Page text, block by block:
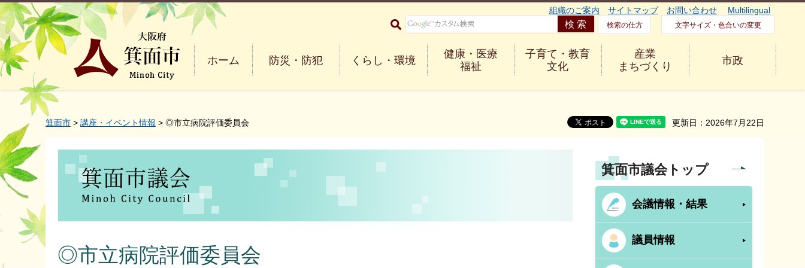
大阪府箕面市 Minoh City
組織のご案内 サイトマップ お問い合わせ Multilingual
検索の仕方 文字サイズ・色合いの変更
ホーム 防災・防犯 くらし・環境
健康・医療
福祉
子育て・教育
文化
産業
まちづくり
市政
箕面市 > 講座・イベント情報 > ◎市立病院評価委員会 更新日：2026年7月22日
◎市立病院評価委員会
箕面市議会トップ
会議情報・結果
議員情報